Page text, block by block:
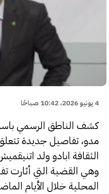
4 يونيو 2026، 10:42 صباحًا
كشف الناطق الرسمي
مدو، تفاصيل جديدة
الثقافة ابادو ولد
وهي القضية التي أثارت
المحلية خلال الأيام